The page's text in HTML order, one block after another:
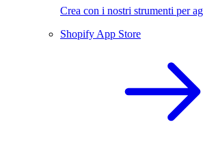
Crea con i nostri strumenti per
Shopify App Store